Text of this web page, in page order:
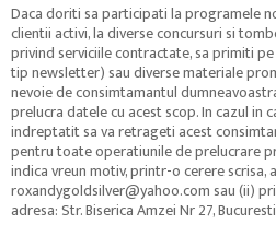
Daca doriti sa participati la programele
clientii activi, la diverse concursuri si
privind serviciile contractate, sa primiti
tip newsletter) sau diverse materiale
nevoie de consimtamantul
prelucra datele cu acest scop. In cazul in
indreptatit sa va retrageti acest
pentru toate operatiunile de prelucrare
indica vreun motiv, printr-o cerere scrisa,
roxandygoldsilver@yahoo.com sau (ii)
adresa: Str. Biserica Amzei Nr 27,